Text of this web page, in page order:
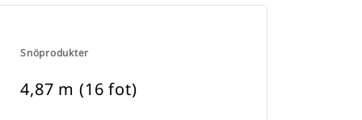
Snöprodukter
4,87 m (16 fot)